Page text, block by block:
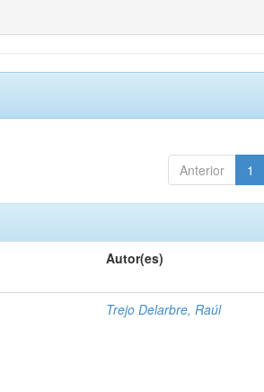
Anterior 1
Autor(es)
Trejo Delarbre, Raúl